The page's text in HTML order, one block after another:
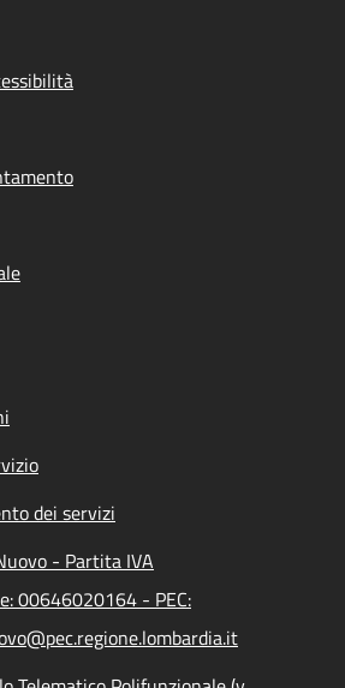
dei servizi
- Partita IVA
00646020164 - PEC: